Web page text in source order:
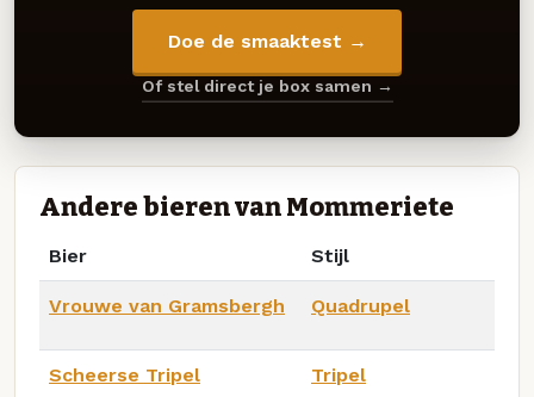
Doe de smaaktest →
Of stel direct je box samen →
Andere bieren van Mommeriete
Bier Stijl
Vrouwe van Gramsbergh Quadrupel
Scheerse Tripel Tripel